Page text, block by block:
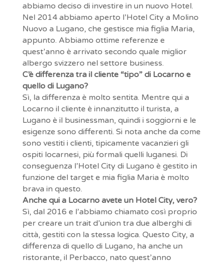
abbiamo deciso di investire in un nuovo Hotel.
Nel 2014 abbiamo aperto l’Hotel City a Molino
Nuovo a Lugano, che gestisce mia figlia Maria,
appunto. Abbiamo ottime referenze e
quest’anno è arrivato secondo quale miglior
albergo svizzero nel settore business.
C’è differenza tra il cliente “tipo” di Locarno e
quello di Lugano?
Sì, la differenza è molto sentita. Mentre qui a
Locarno il cliente è innanzitutto il turista, a
Lugano è il businessman, quindi i soggiorni e le
esigenze sono differenti. Si nota anche da come
sono vestiti i clienti, tipicamente vacanzieri gli
ospiti locarnesi, più formali quelli luganesi. Di
conseguenza l’Hotel City di Lugano è gestito in
funzione del target e mia figlia Maria è molto
brava in questo.
Anche qui a Locarno avete un Hotel City, vero?
Sì, dal 2016 e l’abbiamo chiamato così proprio
per creare un trait d’union tra due alberghi di
città, gestiti con la stessa logica. Questo City, a
differenza di quello di Lugano, ha anche un
ristorante, il Perbacco, nato quest’anno